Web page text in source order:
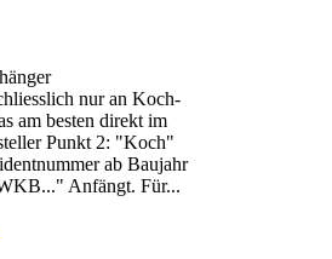
nur an Koch-
am besten direkt im
Punkt 2: "Koch"
ab Baujahr
Anfängt. Für...